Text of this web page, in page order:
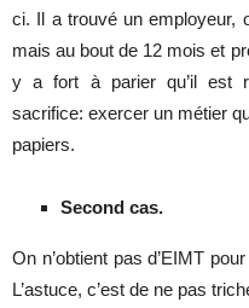
ci. Il a trouvé un employeur,
mais au bout de 12 mois et
y a fort à parier qu’il est
sacrifice: exercer un métier
papiers.
Second cas.
On n’obtient pas d’EIMT
L’astuce, c’est de ne pas